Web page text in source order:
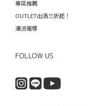
專區推薦
OUTLET出清三折起！
潮流報導
FOLLOW US